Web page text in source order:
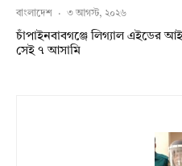
বাংলাদেশ · ৩ আগস্ট, ২০২৬
চাঁপাইনবাবগঞ্জে লিগ্যাল এইডের
সেই ৭ আসামি